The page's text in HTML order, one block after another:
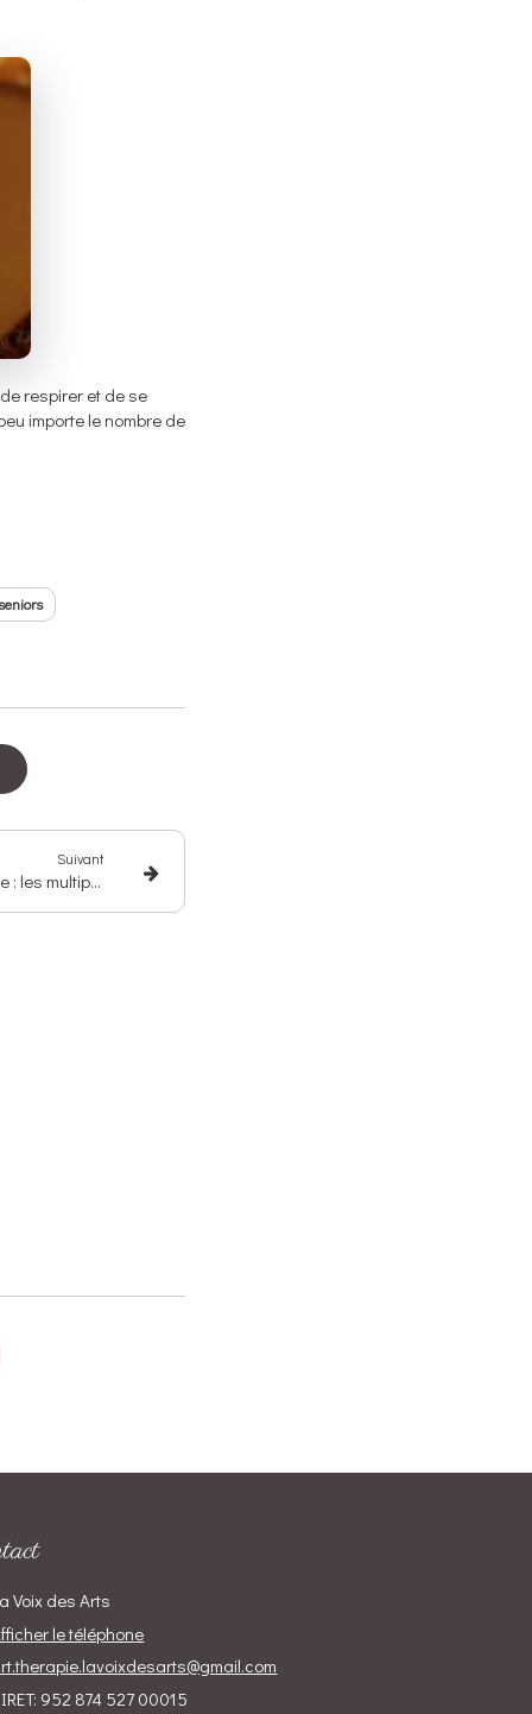
respirer et de se
importe le nombre de
Suivant
Au-delà de la pratique clinique : les multiples casquettes de l'art-thérapeute indépendant
Voix des Arts
le téléphone
952 874 527 00015